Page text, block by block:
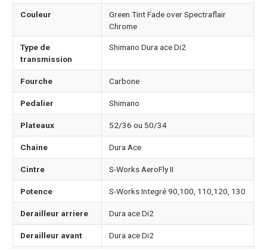
Couleur
Green Tint Fade over Spectraflair
Chrome
Type de
transmission
Shimano Dura ace Di2
Fourche Carbone
Pedalier Shimano
Plateaux 52/36 ou 50/34
Chaine Dura Ace
Cintre S-Works AeroFly II
Potence S-Works Integré 90,100, 110,120, 130
Derailleur arriere Dura ace Di2
Derailleur avant Dura ace Di2